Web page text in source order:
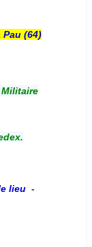
Pau (64)
lieu -